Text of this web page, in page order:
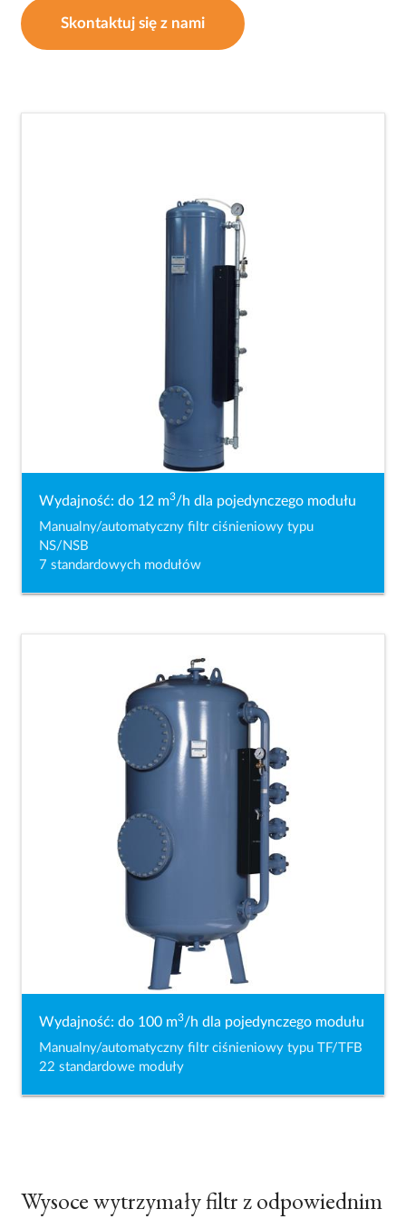
Skontaktuj się z nami
Wydajność: do 12 m3/h dla pojedynczego modułu
Manualny/automatyczny filtr ciśnieniowy typu
NS/NSB
7 standardowych modułów
Wydajność: do 100 m3/h dla pojedynczego modułu
Manualny/automatyczny filtr ciśnieniowy typu TF/TFB
22 standardowe moduły
Wysoce wytrzymały filtr z odpowiednim